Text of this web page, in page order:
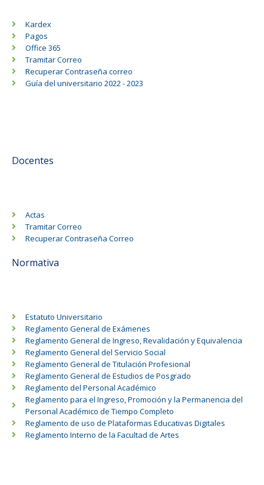
Kardex
Pagos
Office 365
Tramitar Correo
Recuperar Contraseña correo
Guía del universitario 2022 - 2023
Docentes
Actas
Tramitar Correo
Recuperar Contraseña Correo
Normativa
Estatuto Universitario
Reglamento General de Exámenes
Reglamento General de Ingreso, Revalidación y Equivalencia
Reglamento General del Servicio Social
Reglamento General de Titulación Profesional
Reglamento General de Estudios de Posgrado
Reglamento del Personal Académico
Reglamento para el Ingreso, Promoción y la Permanencia del
Personal Académico de Tiempo Completo
Reglamento de uso de Plataformas Educativas Digitales
Reglamento Interno de la Facultad de Artes